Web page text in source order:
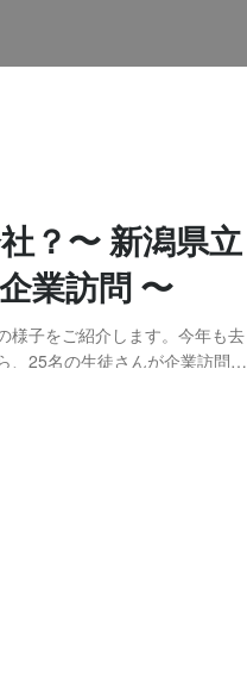
？〜 新潟県立
業訪問 〜
様子をご紹介します。今年も去
、25名の生徒さんが企業訪問に